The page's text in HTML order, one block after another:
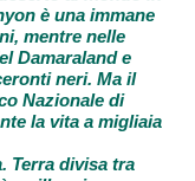
è una immane
mentre nelle
Damaraland e
neri. Ma il
Nazionale di
la vita a migliaia
Terra divisa tra